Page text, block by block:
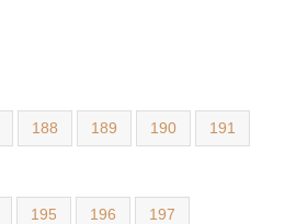
188 189 190 191
195 196 197